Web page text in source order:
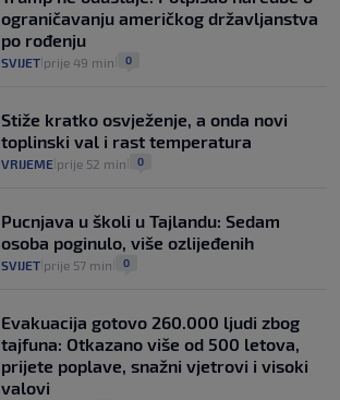
ograničavanju američkog državljanstva
po rođenju
SVIJET prije 49 min 0
Stiže kratko osvježenje, a onda novi
toplinski val i rast temperatura
VRIJEME prije 52 min 0
Pucnjava u školi u Tajlandu: Sedam
osoba poginulo, više ozlijeđenih
SVIJET prije 57 min 0
Evakuacija gotovo 260.000 ljudi zbog
tajfuna: Otkazano više od 500 letova,
prijete poplave, snažni vjetrovi i visoki
valovi